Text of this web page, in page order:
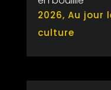
2026, Au jour
culture